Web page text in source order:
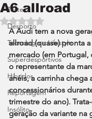
Teste
Desporto
Tecnologia e Lifestyle
Superdesportivos
Híbridos
Reportagem
Insólito
A6 allroad
Avaliado com NaN de 5
A Audi tem a nova
allroad (quase) pronta
mercado (em
o representante da
anéis, a carrinha chega
concessionários
trimestre do ano).
geração da variante na